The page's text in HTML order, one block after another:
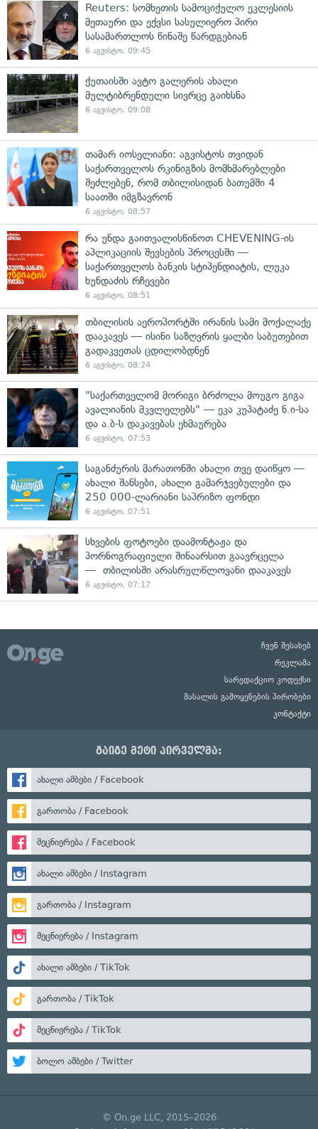
Reuters: სომხეთის სამოციქულო ეკლესიის
მეთაური და ექვსი სასულიერო პირი
სასამართლოს წინაშე წარდგებიან
6 აგვისტო, 09:45
ქუთაისში ავტო გალერის ახალი
მულტიბრენდული სივრცე გაიხსნა
6 აგვისტო, 09:08
თამარ იოსელიანი: აგვისტოს თვიდან
საქართველოს რკინიგზის მომხმარებლები
შეძლებენ, რომ თბილისიდან ბათუმში 4
საათში იმგზავრონ
6 აგვისტო, 08:57
რა უნდა გაითვალისწინოთ CHEVENING-ის
აპლიკაციის შევსების პროცესში —
საქართველოს ბანკის სტიპენდიატის, ლუკა
ხუნდაძის რჩევები
6 აგვისტო, 08:51
თბილისის აეროპორტში ირანის სამი მოქალაქე
დააკავეს — ისინი საზღვრის ყალბი საბუთებით
გადაკვეთას ცდილობდნენ
6 აგვისტო, 08:24
"საქართველომ მორიგი ბრძოლა მოუგო გიგა
ავალიანის მკვლელებს" — ეკა კუპატაძე ნ.ი-სა
და ა.ბ-ს დაკავებას ეხმაურება
6 აგვისტო, 07:53
საგანძურის მარათონში ახალი თვე დაიწყო —
ახალი შანსები, ახალი გამარჯვებულები და
250 000-ლარიანი საპრიზო ფონდი
6 აგვისტო, 07:51
სხვების ფოტოები დაამონტაჟა და
პორნოგრაფიული შინაარსით გაავრცელა
— თბილისში არასრულწლოვანი დააკავეს
6 აგვისტო, 07:17
ჩვენ შესახებ
რეკლამა
სარედაქციო კოდექსი
მასალის გამოყენების პირობები
კონტაქტი
გაიგე მეტი პირველმა:
ახალი ამბები / Facebook
გართობა / Facebook
მეცნიერება / Facebook
ახალი ამბები / Instagram
გართობა / Instagram
მეცნიერება / Instagram
ახალი ამბები / TikTok
გართობა / TikTok
მეცნიერება / TikTok
ბოლო ამბები / Twitter
© On.ge LLC, 2015–2026